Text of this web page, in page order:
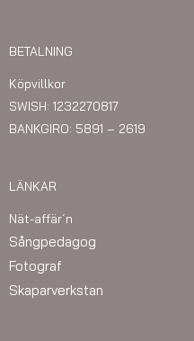
BETALNING
Köpvillkor
SWISH: 1232270817
BANKGIRO: 5891 – 2619
LÄNKAR
Nät-affär´n
Sångpedagog
Fotograf
Skaparverkstan